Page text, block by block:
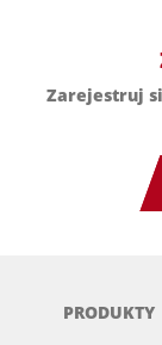
Zarejestruj
PRODUKTY